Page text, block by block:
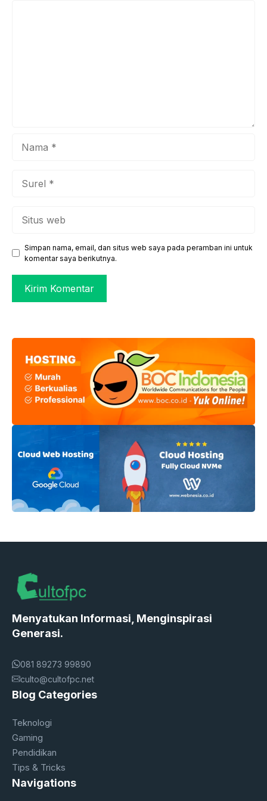
web
Simpan nama, email, dan situs web saya pada peramban ini untuk
komentar saya berikutnya.
Menyatukan Informasi, Menginspirasi
Generasi.
081 89273 99890
culto@cultofpc.net
Blog Categories
Teknologi
Gaming
Pendidikan
Tips & Tricks
Navigations